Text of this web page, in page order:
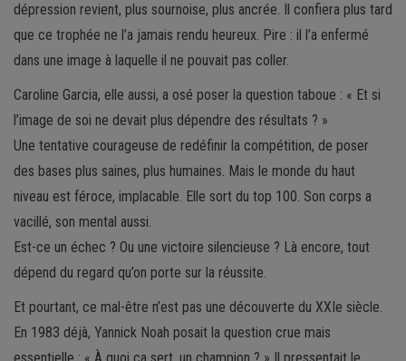
dépression revient, plus sournoise, plus ancrée. Il confiera plus tard
que ce trophée ne l’a jamais rendu heureux. Pire : il l’a enfermé
dans une image à laquelle il ne pouvait pas coller.
Caroline Garcia, elle aussi, a osé poser la question taboue : « Et si
l’image de soi ne devait plus dépendre des résultats ? »
Une tentative courageuse de redéfinir la compétition, de poser
des bases plus saines, plus humaines. Mais le monde du haut
niveau est féroce, implacable. Elle sort du top 100. Son corps a
vacillé, son mental aussi.
Est-ce un échec ? Ou une victoire silencieuse ? Là encore, tout
dépend du regard qu’on porte sur la réussite.
Et pourtant, ce mal-être n’est pas une découverte du XXIe siècle.
En 1983 déjà, Yannick Noah posait la question crue mais